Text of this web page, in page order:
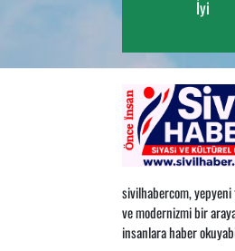
İyi
sivilhabercom,
ve modernizmi bir
insanlara haber